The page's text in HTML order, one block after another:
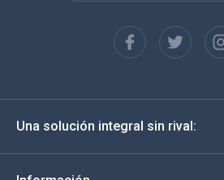
English
Deutsch
Italiano
Una solución integral sin rival: